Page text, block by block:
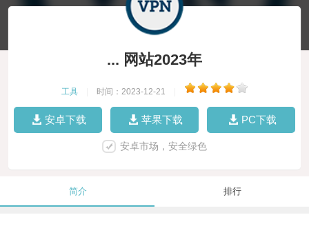
... 网站2023年
工具 时间：2023-12-21
安卓下载 苹果下载 PC下载
安卓市场，安全绿色
简介 排行